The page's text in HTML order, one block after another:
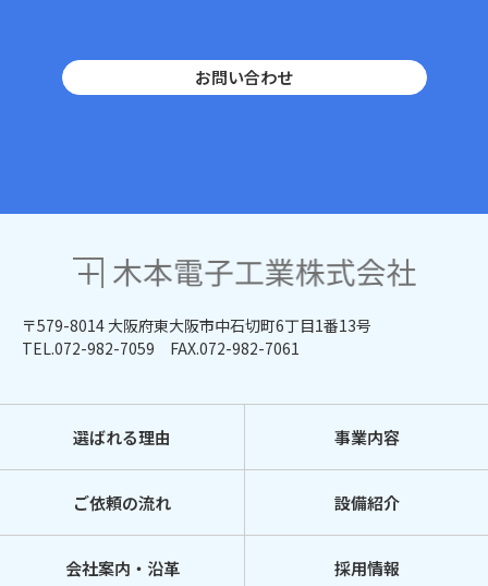
お問い合わせ
〒579-8014 大阪府東大阪市中石切町6丁目1番13号
TEL.072-982-7059 FAX.072-982-7061
選ばれる理由 事業内容
ご依頼の流れ 設備紹介
会社案内・沿革 採用情報